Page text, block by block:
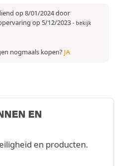
op 8/01/2024 door
op 5/12/2023- bekijk
nogmaals kopen? JA
EN
en producten.